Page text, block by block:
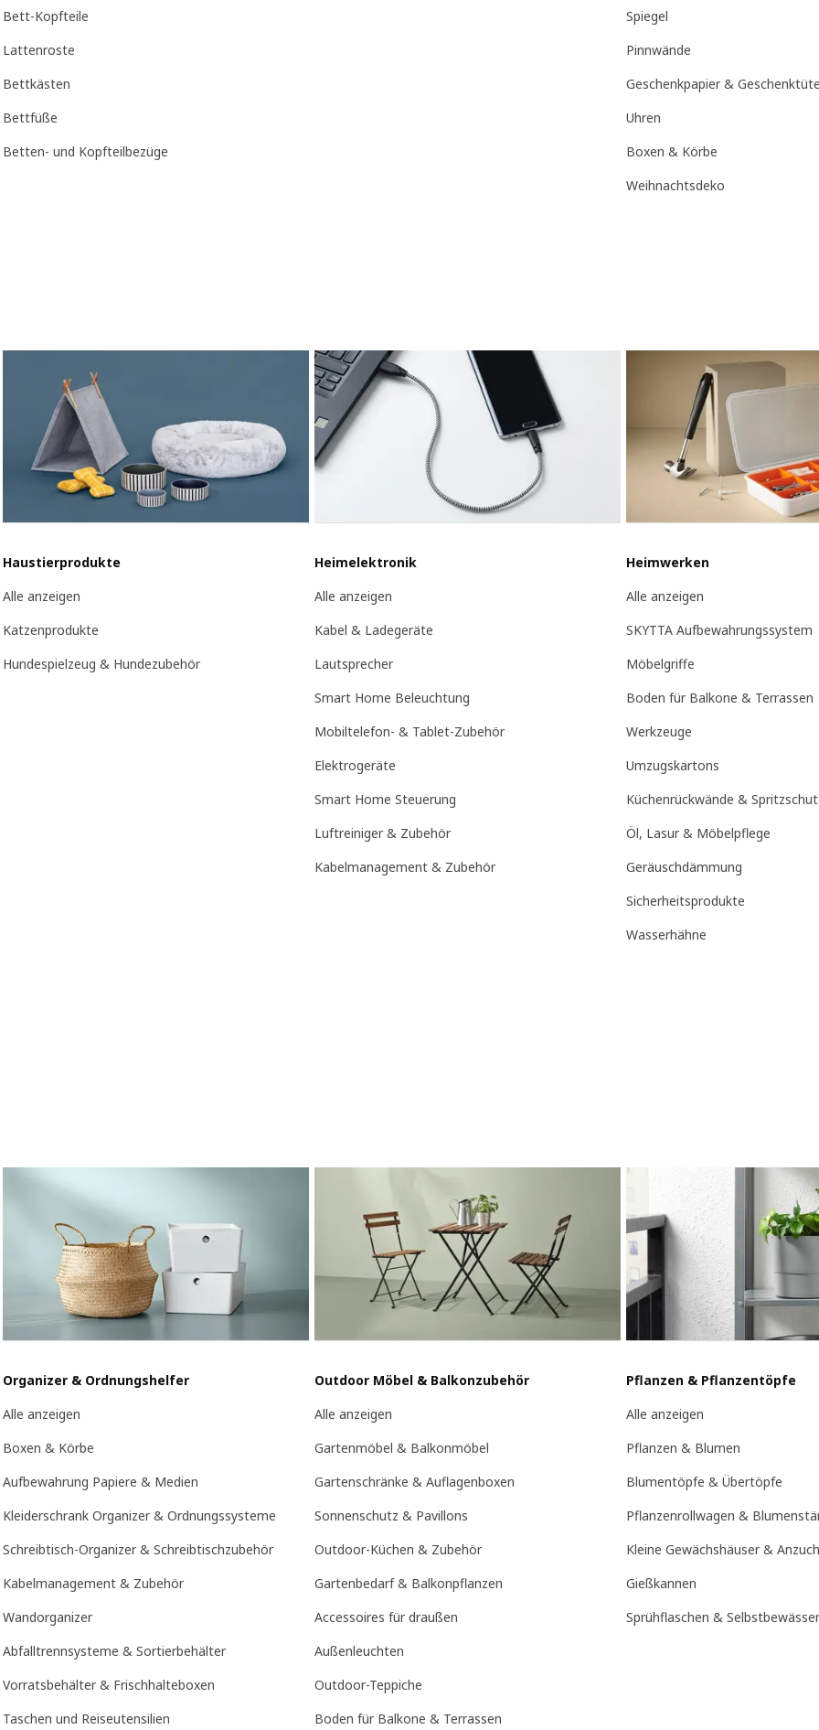
Bett-Kopfteile
Lattenroste
Bettkästen
Bettfüße
Betten- und Kopfteilbezüge
Spiegel
Pinnwände
Geschenkpapier &
Uhren
Boxen & Körbe
Weihnachtsdeko
Haustierprodukte
Alle anzeigen
Katzenprodukte
Hundespielzeug & Hundezubehör
Heimelektronik
Alle anzeigen
Kabel & Ladegeräte
Lautsprecher
Smart Home Beleuchtung
Mobiltelefon- & Tablet-Zubehör
Elektrogeräte
Smart Home Steuerung
Luftreiniger & Zubehör
Kabelmanagement & Zubehör
Heimwerken
Alle anzeigen
SKYTTA Aufbewahrungssystem
Möbelgriffe
Boden für Balkone & Terrassen
Werkzeuge
Umzugskartons
Küchenrückwände &
Öl, Lasur & Möbelpflege
Geräuschdämmung
Sicherheitsprodukte
Wasserhähne
Organizer & Ordnungshelfer
Alle anzeigen
Boxen & Körbe
Aufbewahrung Papiere & Medien
Kleiderschrank Organizer & Ordnungssysteme
Schreibtisch-Organizer & Schreibtischzubehör
Kabelmanagement & Zubehör
Wandorganizer
Abfalltrennsysteme & Sortierbehälter
Vorratsbehälter & Frischhalteboxen
Taschen und Reiseutensilien
Outdoor Möbel & Balkonzubehör
Alle anzeigen
Gartenmöbel & Balkonmöbel
Gartenschränke & Auflagenboxen
Sonnenschutz & Pavillons
Outdoor-Küchen & Zubehör
Gartenbedarf & Balkonpflanzen
Accessoires für draußen
Außenleuchten
Outdoor-Teppiche
Boden für Balkone & Terrassen
Pflanzen & Pflanzentöpfe
Alle anzeigen
Pflanzen & Blumen
Blumentöpfe & Übertöpfe
Pflanzenrollwagen &
Kleine Gewächshäuser &
Gießkannen
Sprühflaschen &